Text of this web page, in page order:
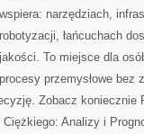
wspiera: narzędziach,
robotyzacji, łańcuchach
jakości. To miejsce dla
procesy przemysłowe bez
Zobacz koniecznie
Analizy i